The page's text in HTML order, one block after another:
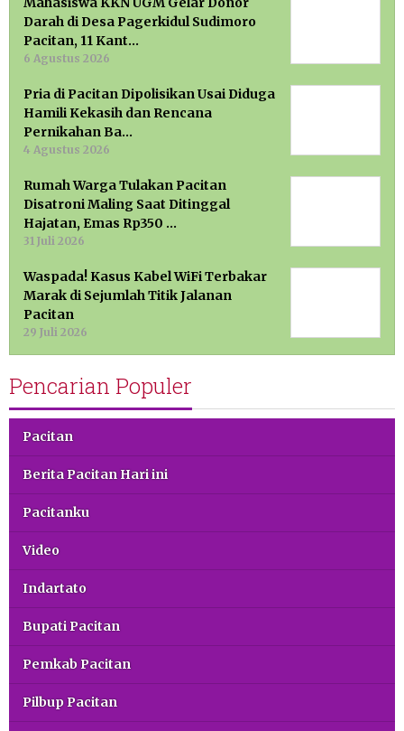
Darah di Desa Pagerkidul Sudimoro
Pacitan, 11 Kant…
6 Agustus 2026
Pria di Pacitan Dipolisikan Usai Diduga
Hamili Kekasih dan Rencana
Pernikahan Ba…
4 Agustus 2026
Rumah Warga Tulakan Pacitan
Disatroni Maling Saat Ditinggal
Hajatan, Emas Rp350 …
31 Juli 2026
Waspada! Kasus Kabel WiFi Terbakar
Marak di Sejumlah Titik Jalanan
Pacitan
29 Juli 2026
Pencarian Populer
Pacitan
Berita Pacitan Hari ini
Pacitanku
Video
Indartato
Bupati Pacitan
Pemkab Pacitan
Pilbup Pacitan